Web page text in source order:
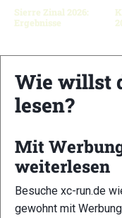
Sierre Zinal 2026:
Ergebnisse
Schreibe einen
xc-run.de ist DAS
aktuellen News
-
deine
Wie willst
lesen?
Mit
weiterlesen
Besuche xc-run.de
gewohnt mit